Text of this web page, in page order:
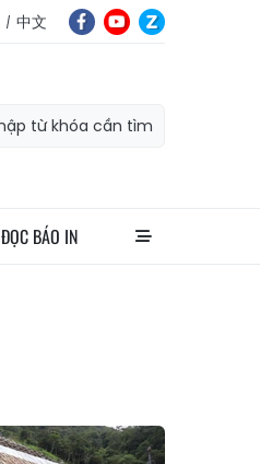
中文
ĐỌC BÁO IN